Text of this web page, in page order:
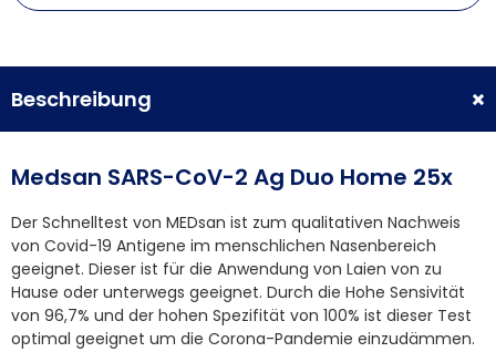
Beschreibung
Medsan SARS-CoV-2 Ag Duo Home 25x
Der Schnelltest von MEDsan ist zum qualitativen Nachweis
von Covid-19 Antigene im menschlichen Nasenbereich
geeignet. Dieser ist für die Anwendung von Laien von zu
Hause oder unterwegs geeignet. Durch die Hohe Sensivität
von 96,7% und der hohen Spezifität von 100% ist dieser Test
optimal geeignet um die Corona-Pandemie einzudämmen.